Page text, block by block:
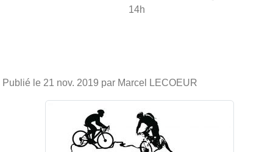
14h
Publié le 21 nov. 2019 par Marcel LECOEUR